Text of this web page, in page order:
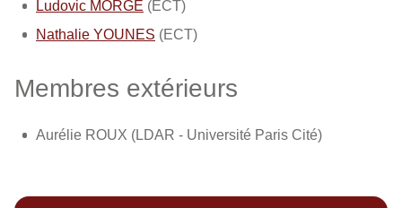
Ludovic MORGE (ECT)
Nathalie YOUNES (ECT)
Membres extérieurs
Aurélie ROUX (LDAR - Université Paris Cité)